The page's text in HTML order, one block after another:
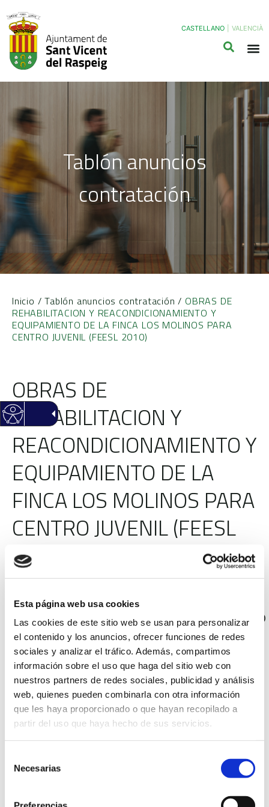
Esta página web usa cookies
Las cookies de este sitio web se usan para personalizar
el contenido y los anuncios, ofrecer funciones de redes
sociales y analizar el tráfico. Además, compartimos
información sobre el uso que haga del sitio web con
nuestros partners de redes sociales, publicidad y análisis
web, quienes pueden combinarla con otra información
que les haya proporcionado o que hayan recopilado a
partir del uso que haya hecho de sus servicios.
Necesarias
CASTELLANO VALENCIÀ
Tablón anuncios
contratación
Inicio /Tablón anuncios contratación / OBRAS DE
REHABILITACION Y REACONDICIONAMIENTO Y
EQUIPAMIENTO DE LA FINCA LOS MOLINOS PARA
CENTRO JUVENIL (FEESL 2010)
OBRAS DE
REHABILITACION Y
REACONDICIONAMIENTO Y
EQUIPAMIENTO DE LA
FINCA LOS MOLINOS PARA
CENTRO JUVENIL (FEESL
2010)
REHABILITACION Y
REACONDICIONAMIENTO
Y EQUIPAMIENTO DE
LA FINCA LOS
MOLINOS PARA
CENTRO JUVENIL
(FEESL 2010)
Expediente
CO11/10
Fecha
publicación
provisional
07/07/2010
Presupuesto
1.056.681,00 EUROS